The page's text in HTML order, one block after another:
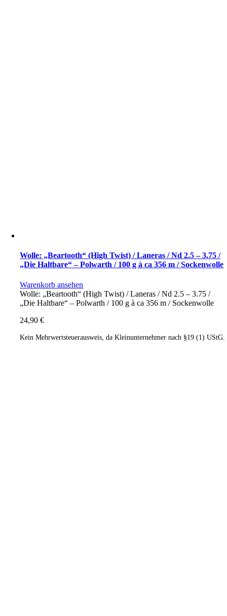
Wolle: „Beartooth“ (High Twist) / Laneras / Nd 2.5 – 3.75 /
„Die Haltbare“ – Polwarth / 100 g à ca 356 m / Sockenwolle
Warenkorb ansehen
Wolle: „Beartooth“ (High Twist) / Laneras / Nd 2.5 – 3.75 /
„Die Haltbare“ – Polwarth / 100 g à ca 356 m / Sockenwolle
24,90€
Kein Mehrwertsteuerausweis, da Kleinunternehmer nach §19 (1) UStG.